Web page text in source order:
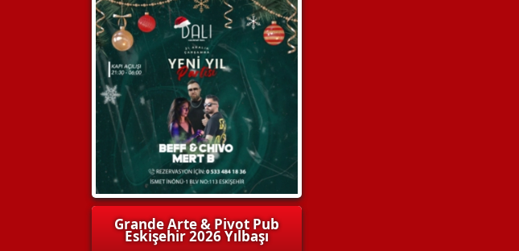
Grande Arte & Pivot Pub
Eskişehir 2026 Yılbaşı